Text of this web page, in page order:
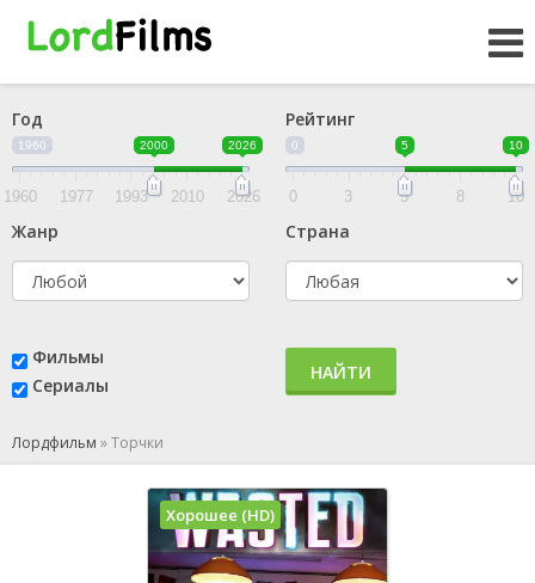
Год
1960 2000 2026
1960 1977 1993 2010 2026
Рейтинг
0 5 10
0 3 5 8 10
Жанр Страна
Фильмы
Сериалы
НАЙТИ
Лордфильм »Торчки
Хорошее (HD)